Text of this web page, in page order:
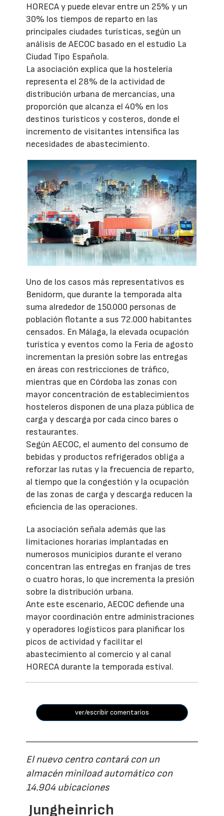
HORECA y puede elevar entre un 25% y un
30% los tiempos de reparto en las
principales ciudades turísticas, según un
análisis de AECOC basado en el estudio La
Ciudad Tipo Española.
La asociación explica que la hostelería
representa el 28% de la actividad de
distribución urbana de mercancías, una
proporción que alcanza el 40% en los
destinos turísticos y costeros, donde el
incremento de visitantes intensifica las
necesidades de abastecimiento.
Uno de los casos más representativos es
Benidorm, que durante la temporada alta
suma alrededor de 150.000 personas de
población flotante a sus 72.000 habitantes
censados. En Málaga, la elevada ocupación
turística y eventos como la Feria de agosto
incrementan la presión sobre las entregas
en áreas con restricciones de tráfico,
mientras que en Córdoba las zonas con
mayor concentración de establecimientos
hosteleros disponen de una plaza pública de
carga y descarga por cada cinco bares o
restaurantes.
Según AECOC, el aumento del consumo de
bebidas y productos refrigerados obliga a
reforzar las rutas y la frecuencia de reparto,
al tiempo que la congestión y la ocupación
de las zonas de carga y descarga reducen la
eficiencia de las operaciones.
La asociación señala además que las
limitaciones horarias implantadas en
numerosos municipios durante el verano
concentran las entregas en franjas de tres
o cuatro horas, lo que incrementa la presión
sobre la distribución urbana.
Ante este escenario, AECOC defiende una
mayor coordinación entre administraciones
y operadores logísticos para planificar los
picos de actividad y facilitar el
abastecimiento al comercio y al canal
HORECA durante la temporada estival.
ver/escribir comentarios
El nuevo centro contará con un
almacén miniload automático con
14.904 ubicaciones
Jungheinrich